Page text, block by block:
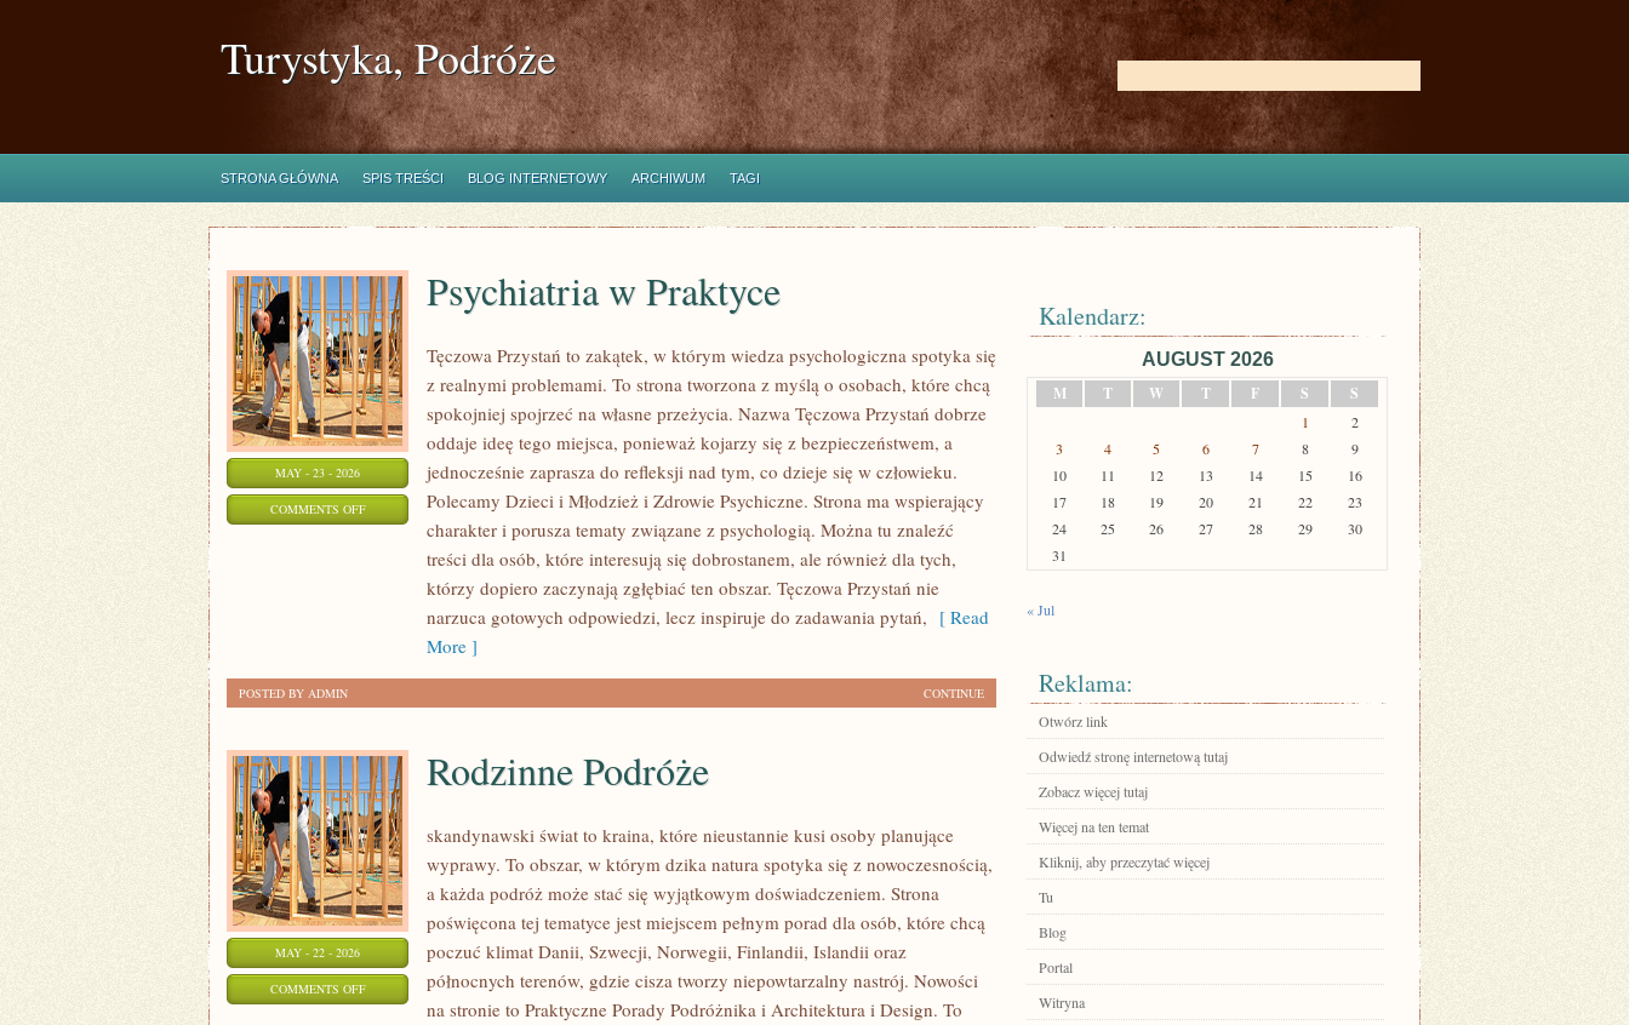
Turystyka, Podróże
STRONA GŁÓWNA SPIS TREŚCI BLOG INTERNETOWY ARCHIWUM TAGI
MAY - 23 - 2026
COMMENTS OFFON
PSYCHIATRIA
PRAKTYCE
Psychiatria w Praktyce
Tęczowa Przystań to zakątek, w którym wiedza psychologiczna spotyka się
z realnymi problemami. To strona tworzona z myślą o osobach, które chcą
spokojniej spojrzeć na własne przeżycia. Nazwa Tęczowa Przystań dobrze
oddaje ideę tego miejsca, ponieważ kojarzy się z bezpieczeństwem, a
jednocześnie zaprasza do refleksji nad tym, co dzieje się w człowieku.
Polecamy Dzieci i Młodzież i Zdrowie Psychiczne. Strona ma wspierający
charakter i porusza tematy związane z psychologią. Można tu znaleźć
treści dla osób, które interesują się dobrostanem, ale również dla tych,
którzy dopiero zaczynają zgłębiać ten obszar. Tęczowa Przystań nie
narzuca gotowych odpowiedzi, lecz inspiruje do zadawania pytań, [ Read
More ]
CONTINUE
POSTED BY ADMIN
MAY - 22 - 2026
COMMENTS OFFON
Rodzinne Podróże
skandynawski świat to kraina, które nieustannie kusi osoby planujące
wyprawy. To obszar, w którym dzika natura spotyka się z nowoczesnością,
a każda podróż może stać się wyjątkowym doświadczeniem. Strona
poświęcona tej tematyce jest miejscem pełnym porad dla osób, które chcą
poczuć klimat Danii, Szwecji, Norwegii, Finlandii, Islandii oraz
północnych terenów, gdzie cisza tworzy niepowtarzalny nastrój. Nowości
na stronie to Praktyczne Porady Podróżnika i Architektura i Design. To
Kalendarz:
AUGUST 2026
M
T W T F S S
1
2
3
4 5 6 7 8
9
10
11 12 13 14 15
16
17
18 19 20 21 22
23
24
25 26 27 28 29
30
31
« Jul
Reklama:
Otwórz link
Odwiedź stronę internetową tutaj
Zobacz więcej tutaj
Więcej na ten temat
Kliknij, aby przeczytać więcej
Tu
Blog
Portal
Witryna